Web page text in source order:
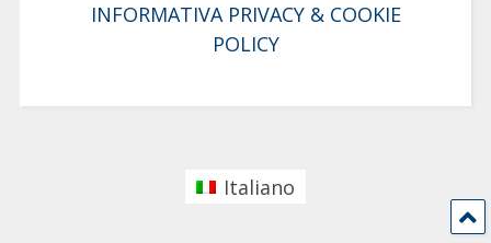
INFORMATIVA PRIVACY & COOKIE
POLICY
Italiano